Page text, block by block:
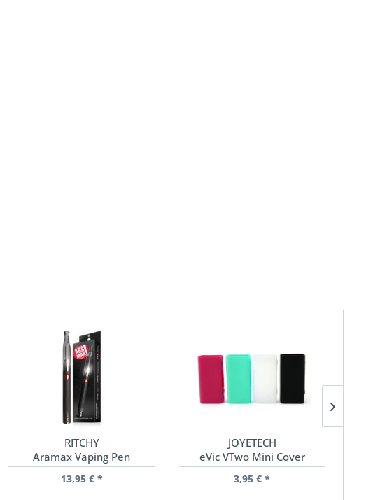
RITCHY
Aramax Vaping Pen
13,95 € *
JOYETECH
eVic VTwo Mini Cover
3,95 € *